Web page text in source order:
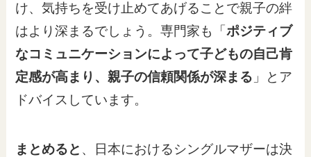
け、気持ちを受け止めてあげることで親子の絆
はより深まるでしょう。専門家も「ポジティブ
なコミュニケーションによって子どもの自己肯
定感が高まり、親子の信頼関係が深まる 」とア
ドバイスしています。
まとめると 、日本におけるシングルマザーは決